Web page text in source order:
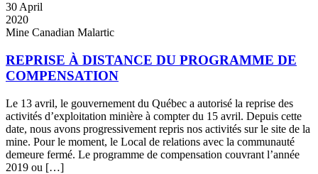
30April
2020
Mine Canadian Malartic
REPRISE À DISTANCE DU PROGRAMME DE
COMPENSATION
Le 13 avril, le gouvernement du Québec a autorisé la reprise des
activités d’exploitation minière à compter du 15 avril. Depuis cette
date, nous avons progressivement repris nos activités sur le site de la
mine. Pour le moment, le Local de relations avec la communauté
demeure fermé. Le programme de compensation couvrant l’année
2019 ou […]